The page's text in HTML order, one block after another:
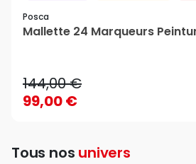
Posca
Mallette 24 Marqueurs
144,00 €
99,00 €
Tous nos univers